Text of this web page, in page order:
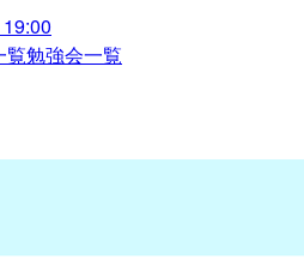
覧勉強会一覧